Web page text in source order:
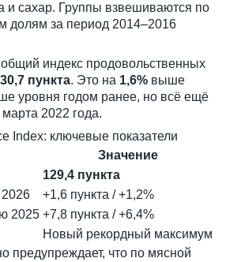
и сахар. Группы взвешиваются по
долям за период 2014–2016
индекс продовольственных
пункта. Это на 1,6% выше
уровня годом ранее, но всё ещё
2022 года.
Index: ключевые показатели
Значение
129,4 пункта
+1,6 пункта / +1,2%
2025 +7,8 пункта / +6,4%
Новый рекордный максимум
предупреждает, что по мясной